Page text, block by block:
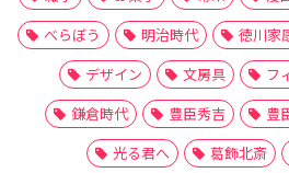
べらぼう
明治時代 徳川家
デザイン
文房具 フ
鎌倉時代
豊臣秀吉 豊
光る君へ
葛飾北斎